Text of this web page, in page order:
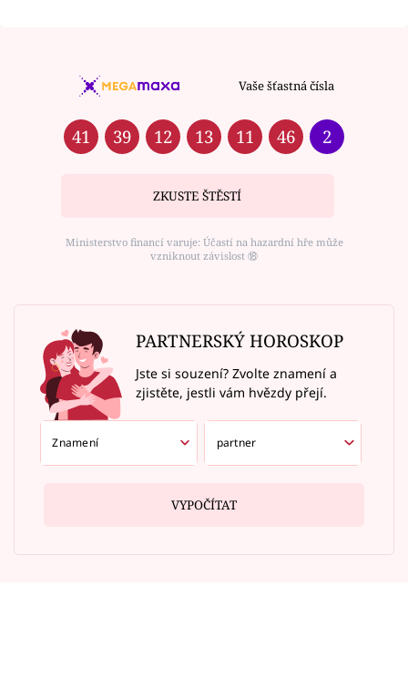
Vaše šťastná čísla
41 39 12 13 11 46 2
ZKUSTE ŠTĚSTÍ
Ministerstvo financí varuje: Účastí na hazardní hře může
vzniknout závislost ⑱
PARTNERSKÝ HOROSKOP
Jste si souzení? Zvolte znamení a
zjistěte, jestli vám hvězdy přejí.
VYPOČÍTAT